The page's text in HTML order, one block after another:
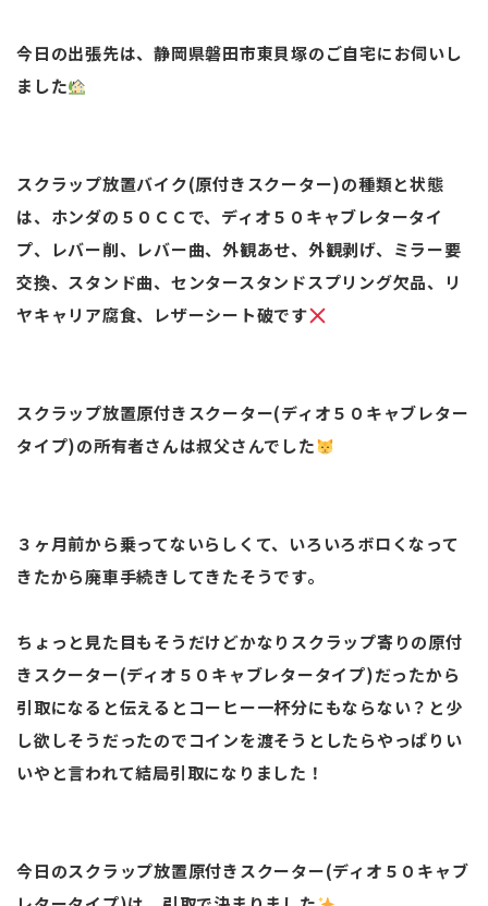
今日の出張先は、静岡県磐田市東貝塚のご自宅にお伺いし
ました
スクラップ放置バイク(原付きスクーター)の種類と状態
は、ホンダの５０ＣＣで、ディオ５０キャブレタータイ
プ、レバー削、レバー曲、外観あせ、外観剥げ、ミラー要
交換、スタンド曲、センタースタンドスプリング欠品、リ
ヤキャリア腐食、レザーシート破です
スクラップ放置原付きスクーター(ディオ５０キャブレター
タイプ)の所有者さんは叔父さんでした
３ヶ月前から乗ってないらしくて、いろいろボロくなって
きたから廃車手続きしてきたそうです。
ちょっと見た目もそうだけどかなりスクラップ寄りの原付
きスクーター(ディオ５０キャブレタータイプ)だったから
引取になると伝えるとコーヒー一杯分にもならない？と少
し欲しそうだったのでコインを渡そうとしたらやっぱりい
いやと言われて結局引取になりました！
今日のスクラップ放置原付きスクーター(ディオ５０キャブ